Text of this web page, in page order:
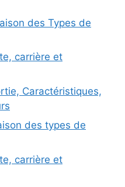
des Types de
carrière et
Caractéristiques,
des types de
carrière et